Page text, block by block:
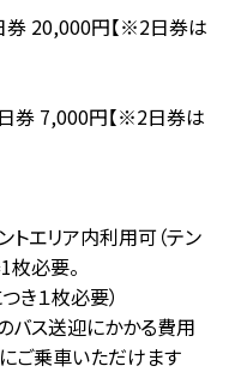
20,000円【※2日券は
券 7,000円【※2日券は
エリア内利用可（テン
枚必要。
き１枚必要）
ス送迎にかかる費用
ご乗車いただけます